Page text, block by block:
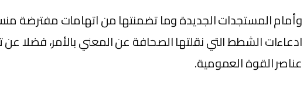
وأمام المستجدات الجديدة وما تضمنتها من اتهامات مفترضة
ادعاءات الشطط التي نقلتها الصحافة عن المعني بالأمر، فضلا
عناصر القوة العمومية.